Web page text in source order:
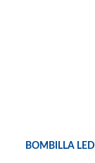
BOMBILLA